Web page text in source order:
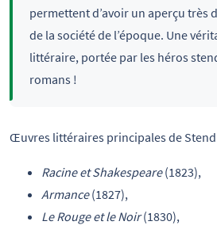
permettent d’avoir un aperçu très
de la société de l’époque. Une
littéraire, portée par les héros
romans !
Œuvres littéraires principales de
Racine et Shakespeare(1823),
Armance(1827),
Le Rouge et le Noir(1830),